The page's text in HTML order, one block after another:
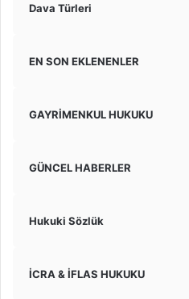
Dava Türleri
EN SON EKLENENLER
GAYRİMENKUL HUKUKU
GÜNCEL HABERLER
Hukuki Sözlük
İCRA & İFLAS HUKUKU